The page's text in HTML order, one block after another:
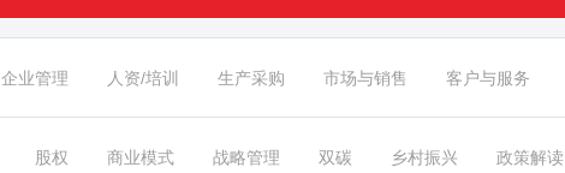
企业管理 人资/培训 生产采购 市场与销售 客户与服务
股权 商业模式 战略管理 双碳 乡村振兴 政策解读